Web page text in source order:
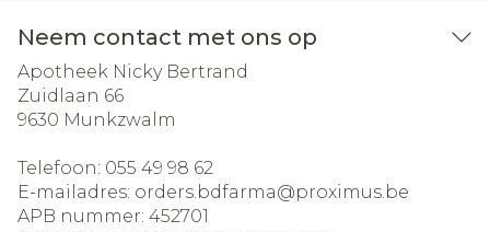
Neem contact met ons op
Apotheek Nicky Bertrand
Zuidlaan 66
9630 Munkzwalm
Telefoon: 055 49 98 62
E-mailadres: orders.bdfarma@proximus.be
APB nummer: 452701